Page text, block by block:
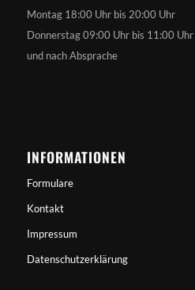
Montag 18:00 Uhr bis 20:00 Uhr
Donnerstag 09:00 Uhr bis 11:00 Uhr
und nach Absprache
INFORMATIONEN
Formulare
Kontakt
Impressum
Datenschutzerklärung